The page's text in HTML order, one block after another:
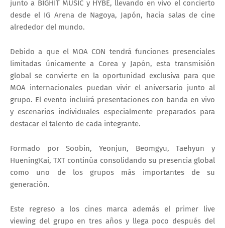
junto a BIGHIT MUSIC y HYBE, llevando en vivo el concierto
desde el IG Arena de Nagoya, Japón, hacia salas de cine
alrededor del mundo.
Debido a que el MOA CON tendrá funciones presenciales
limitadas únicamente a Corea y Japón, esta transmisión
global se convierte en la oportunidad exclusiva para que
MOA internacionales puedan vivir el aniversario junto al
grupo. El evento incluirá presentaciones con banda en vivo
y escenarios individuales especialmente preparados para
destacar el talento de cada integrante.
Formado porSoobin,Yeonjun, Beomgyu,Taehyun y
HueningKai, TXT continúa consolidando su presencia global
como uno de los grupos más importantes de su
generación.
Este regreso a los cines marca además el primer live
viewing del grupo en tres años y llega poco después del